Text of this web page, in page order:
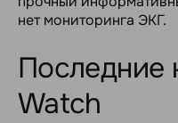
нет мониторинга ЭКГ.
Последние
Watch